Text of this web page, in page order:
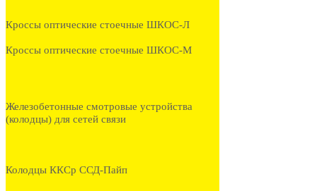
Кроссы оптические стоечные ШКОС-Л
Кроссы оптические стоечные ШКОС-М
Железобетонные смотровые устройства
(колодцы) для сетей связи
Колодцы ККСр ССД-Пайп